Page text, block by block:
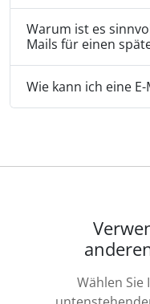
Warum ist es
Mails für einen
Wie kann ich eine
Wählen